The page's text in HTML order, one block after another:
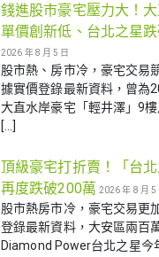
錢進股市豪宅壓力大！
單價創新低、台北之星
2026 年 8 月 5 日
股市熱、房市冷，豪宅交易
據實價登錄最新資料，曾為
大直水岸豪宅「輕井澤」9
[…]
頂級豪宅打折賣！「台
再度跌破200萬 2026 年 8 月 5
股市熱房市冷，豪宅交易更
登錄最新資料，大安區兩百
Diamond Power台北之星今